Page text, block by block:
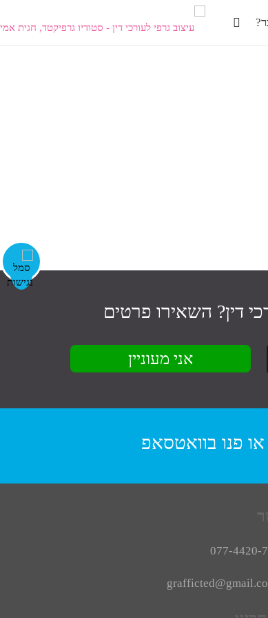
דין? השאירו פרטים
או פנו בוואטסאפ
077-4420-